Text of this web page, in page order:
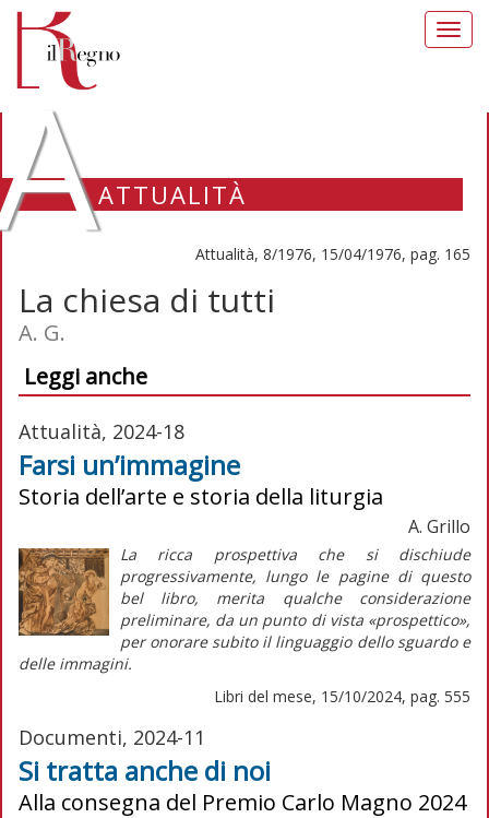
ATTUALITÀ
Attualità, 8/1976, 15/04/1976, pag. 165
La chiesa di tutti
A. G.
Leggi anche
Attualità, 2024-18
Farsi un’immagine
Storia dell’arte e storia della liturgia
A. Grillo
La ricca prospettiva che si dischiude
progressivamente, lungo le pagine di questo
bel libro, merita qualche considerazione
preliminare, da un punto di vista «prospettico»,
per onorare subito il linguaggio dello sguardo e
delle immagini.
Libri del mese, 15/10/2024, pag. 555
Documenti, 2024-11
Si tratta anche di noi
Alla consegna del Premio Carlo Magno 2024